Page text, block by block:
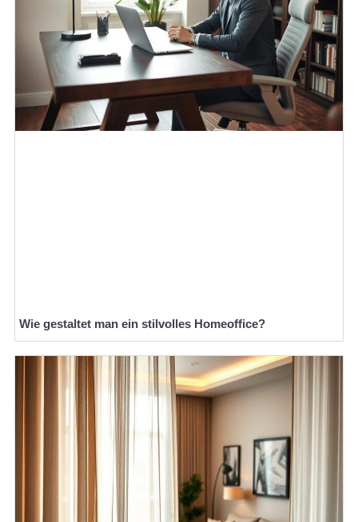
Wie gestaltet man ein stilvolles Homeoffice?